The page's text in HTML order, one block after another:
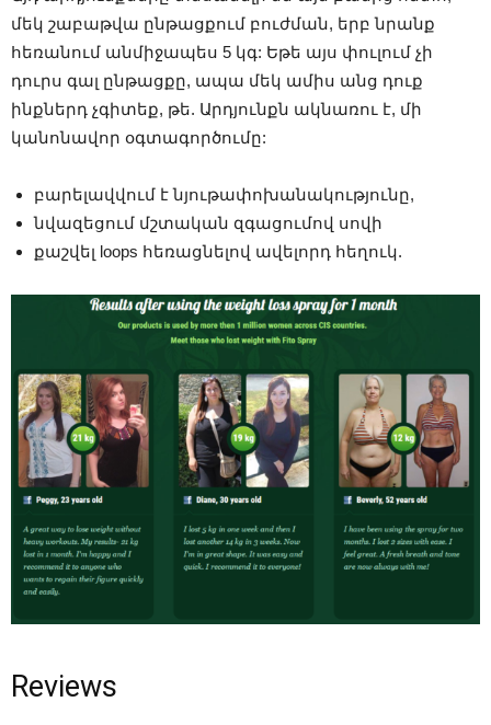
մեկ շաբաթվա ընթացքում բուժման, երբ նրանք
հեռանում անմիջապես 5 կգ: Եթե ​​այս փուլում չի
դուրս գալ ընթացքը, ապա մեկ ամիս անց դուք
ինքներդ չգիտեք, թե. Արդյունքն ակնառու է, մի
կանոնավոր օգտագործումը:
բարելավվում է նյութափոխանակությունը,
նվազեցում մշտական ​​զգացումով սովի
քաշվել loops հեռացնելով ավելորդ հեղուկ.
Reviews